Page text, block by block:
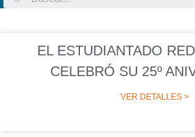
EL ESTUDIANTADO
CELEBRÓ SU 25º
VER DETALLES >